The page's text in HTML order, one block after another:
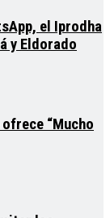
el Iprodha
y Eldorado
“Mucho